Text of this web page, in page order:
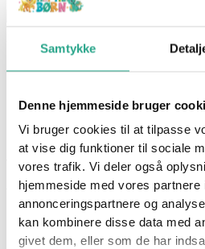
Samtykke
Denne hjemmeside bruger
Vi bruger cookies til at tilpasse
at vise dig funktioner til sociale
vores trafik. Vi deler også
hjemmeside med vores
annonceringspartnere og
kan kombinere disse data med
givet dem, eller som de har
Our Generation – Deluxe
229,95kr.
Ikke på lager
Varenummer8105Kategorier Dukker
Generation
Beskrivelse
Spørg om produktet